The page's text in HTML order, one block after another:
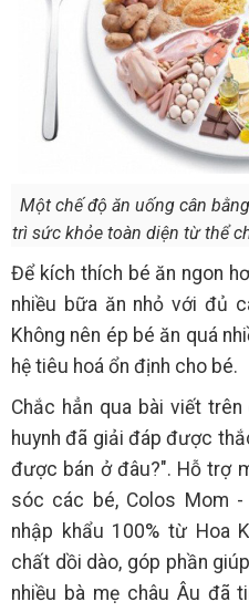
Một chế độ ăn uống cân
trì sức khỏe toàn diện từ thể
Để kích thích bé ăn ngon
nhiều bữa ăn nhỏ với đủ
Không nên ép bé ăn quá
hệ tiêu hoá ổn định cho bé.
Chắc hẳn qua bài viết
huynh đã giải đáp được
được bán ở đâu?". Hỗ trợ
sóc các bé, Colos Mom
nhập khẩu 100% từ Hoa
chất dồi dào, góp phần
nhiều bà mẹ châu Âu đã